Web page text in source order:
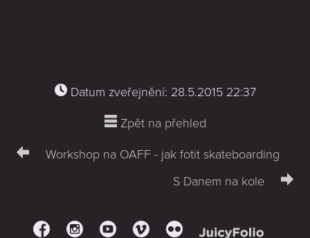
Datum zveřejnění: 28.5.2015 22:37
Zpět na přehled
Workshop na OAFF - jak fotit skateboarding
S Danem na kole